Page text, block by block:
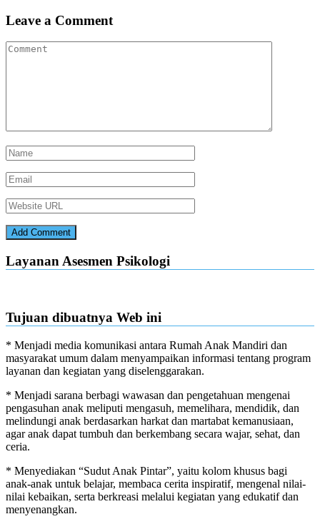
Leave a Comment
Layanan Asesmen Psikologi
Tujuan dibuatnya Web ini
* Menjadi media komunikasi antara Rumah Anak Mandiri dan
masyarakat umum dalam menyampaikan informasi tentang program
layanan dan kegiatan yang diselenggarakan.
* Menjadi sarana berbagi wawasan dan pengetahuan mengenai
pengasuhan anak meliputi mengasuh, memelihara, mendidik, dan
melindungi anak berdasarkan harkat dan martabat kemanusiaan,
agar anak dapat tumbuh dan berkembang secara wajar, sehat, dan
ceria.
* Menyediakan “Sudut Anak Pintar”, yaitu kolom khusus bagi
anak-anak untuk belajar, membaca cerita inspiratif, mengenal nilai-
nilai kebaikan, serta berkreasi melalui kegiatan yang edukatif dan
menyenangkan.